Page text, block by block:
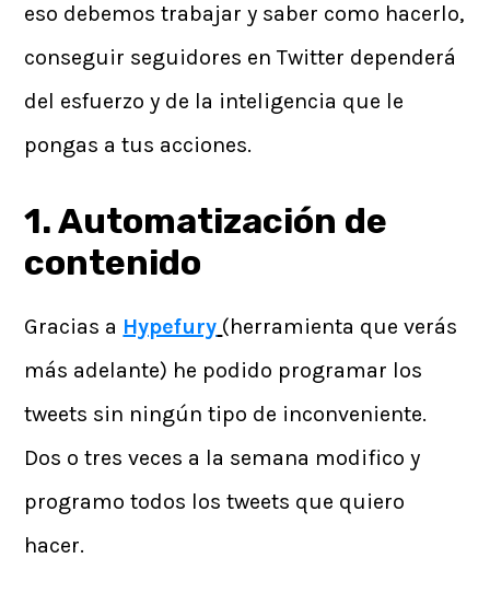
eso debemos trabajar y saber como hacerlo,
conseguir seguidores en Twitter dependerá
del esfuerzo y de la inteligencia que le
pongas a tus acciones.
1. Automatización de
contenido
Gracias a Hypefury (herramienta que verás
más adelante) he podido programar los
tweets sin ningún tipo de inconveniente.
Dos o tres veces a la semana modifico y
programo todos los tweets que quiero
hacer.